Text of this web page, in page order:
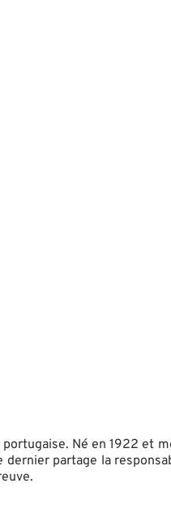
Né en 1922 et
partage la